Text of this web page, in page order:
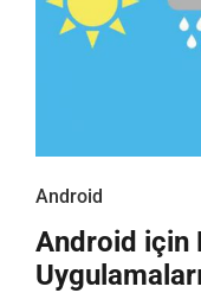
Android
Android için
Uygulamaları